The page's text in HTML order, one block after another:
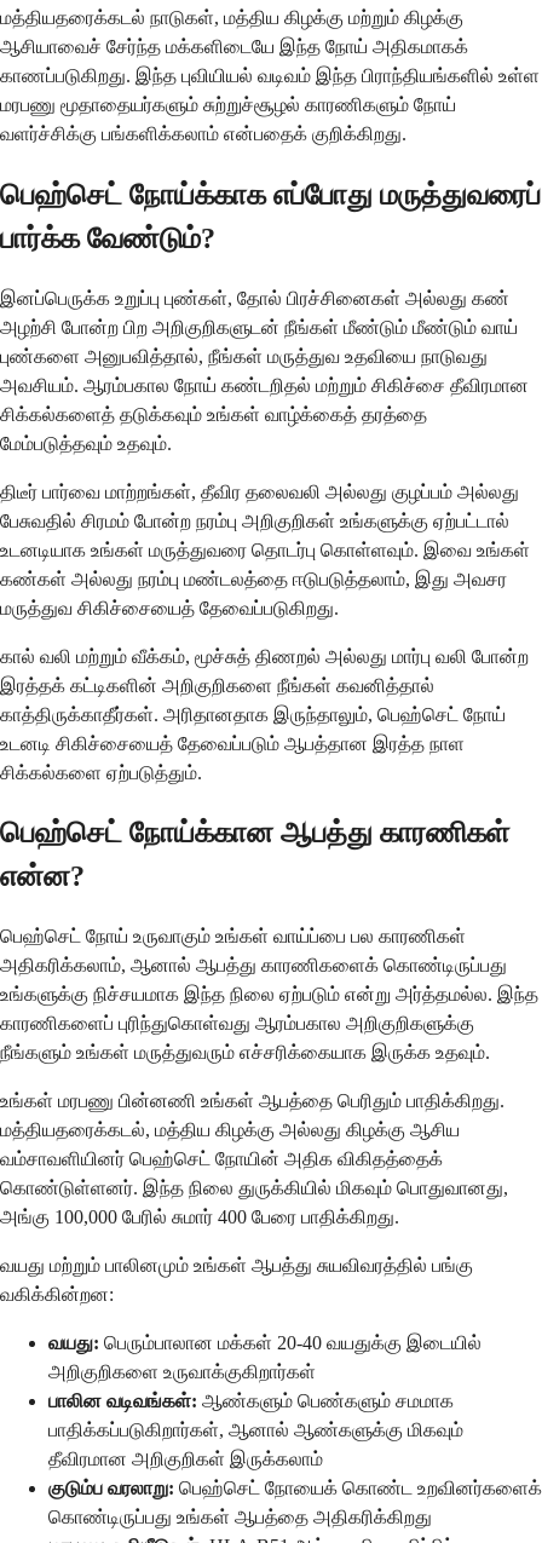
மத்தியதரைக்கடல் நாடுகள், மத்திய கிழக்கு மற்றும் கிழக்கு
ஆசியாவைச் சேர்ந்த மக்களிடையே இந்த நோய் அதிகமாகக்
காணப்படுகிறது. இந்த புவியியல் வடிவம் இந்த பிராந்தியங்களில் உள்ள
மரபணு மூதாதையர்களும் சுற்றுச்சூழல் காரணிகளும் நோய்
வளர்ச்சிக்கு பங்களிக்கலாம் என்பதைக் குறிக்கிறது.
பெஹ்செட் நோய்க்காக எப்போது மருத்துவரைப்
பார்க்க வேண்டும்?
இனப்பெருக்க உறுப்பு புண்கள், தோல் பிரச்சினைகள் அல்லது கண்
அழற்சி போன்ற பிற அறிகுறிகளுடன் நீங்கள் மீண்டும் மீண்டும் வாய்
புண்களை அனுபவித்தால், நீங்கள் மருத்துவ உதவியை நாடுவது
அவசியம். ஆரம்பகால நோய் கண்டறிதல் மற்றும் சிகிச்சை தீவிரமான
சிக்கல்களைத் தடுக்கவும் உங்கள் வாழ்க்கைத் தரத்தை
மேம்படுத்தவும் உதவும்.
திடீர் பார்வை மாற்றங்கள், தீவிர தலைவலி அல்லது குழப்பம் அல்லது
பேசுவதில் சிரமம் போன்ற நரம்பு அறிகுறிகள் உங்களுக்கு ஏற்பட்டால்
உடனடியாக உங்கள் மருத்துவரை தொடர்பு கொள்ளவும். இவை உங்கள்
கண்கள் அல்லது நரம்பு மண்டலத்தை ஈடுபடுத்தலாம், இது அவசர
மருத்துவ சிகிச்சையைத் தேவைப்படுகிறது.
கால் வலி மற்றும் வீக்கம், மூச்சுத் திணறல் அல்லது மார்பு வலி போன்ற
இரத்தக் கட்டிகளின் அறிகுறிகளை நீங்கள் கவனித்தால்
காத்திருக்காதீர்கள். அரிதானதாக இருந்தாலும், பெஹ்செட் நோய்
உடனடி சிகிச்சையைத் தேவைப்படும் ஆபத்தான இரத்த நாள
சிக்கல்களை ஏற்படுத்தும்.
பெஹ்செட் நோய்க்கான ஆபத்து காரணிகள்
என்ன?
பெஹ்செட் நோய் உருவாகும் உங்கள் வாய்ப்பை பல காரணிகள்
அதிகரிக்கலாம், ஆனால் ஆபத்து காரணிகளைக் கொண்டிருப்பது
உங்களுக்கு நிச்சயமாக இந்த நிலை ஏற்படும் என்று அர்த்தமல்ல. இந்த
காரணிகளைப் புரிந்துகொள்வது ஆரம்பகால அறிகுறிகளுக்கு
நீங்களும் உங்கள் மருத்துவரும் எச்சரிக்கையாக இருக்க உதவும்.
உங்கள் மரபணு பின்னணி உங்கள் ஆபத்தை பெரிதும் பாதிக்கிறது.
மத்தியதரைக்கடல், மத்திய கிழக்கு அல்லது கிழக்கு ஆசிய
வம்சாவளியினர் பெஹ்செட் நோயின் அதிக விகிதத்தைக்
கொண்டுள்ளனர். இந்த நிலை துருக்கியில் மிகவும் பொதுவானது,
அங்கு 100,000 பேரில் சுமார் 400 பேரை பாதிக்கிறது.
வயது மற்றும் பாலினமும் உங்கள் ஆபத்து சுயவிவரத்தில் பங்கு
வகிக்கின்றன:
வயது: பெரும்பாலான மக்கள் 20-40 வயதுக்கு இடையில்
அறிகுறிகளை உருவாக்குகிறார்கள்
பாலின வடிவங்கள்: ஆண்களும் பெண்களும் சமமாக
பாதிக்கப்படுகிறார்கள், ஆனால் ஆண்களுக்கு மிகவும்
தீவிரமான அறிகுறிகள் இருக்கலாம்
குடும்ப வரலாறு: பெஹ்செட் நோயைக் கொண்ட உறவினர்களைக்
கொண்டிருப்பது உங்கள் ஆபத்தை அதிகரிக்கிறது